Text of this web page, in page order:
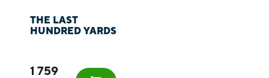
THE LAST
HUNDRED YARDS
1 759